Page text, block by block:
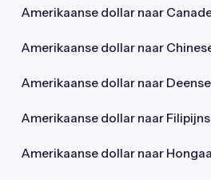
Amerikaanse dollar naar
Amerikaanse dollar naar
Amerikaanse dollar naar
Amerikaanse dollar naar
Amerikaanse dollar naar